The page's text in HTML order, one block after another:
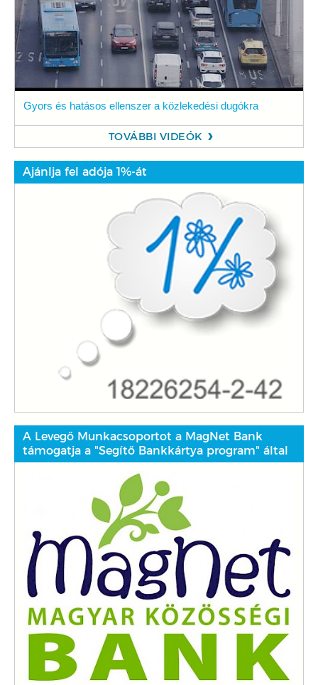
Gyors és hatásos ellenszer a közlekedési dugókra
TOVÁBBI VIDEÓK
Ajánlja fel adója 1%-át
A Levegő Munkacsoportot a MagNet Bank
támogatja a "Segítő Bankkártya program" által